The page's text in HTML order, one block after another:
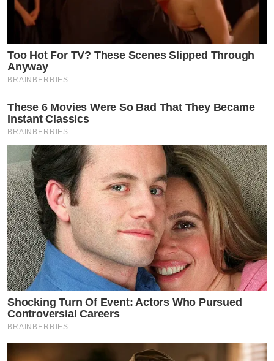
Too Hot For TV? These Scenes Slipped Through
Anyway
BRAINBERRIES
These 6 Movies Were So Bad That They Became
Instant Classics
BRAINBERRIES
Shocking Turn Of Event: Actors Who Pursued
Controversial Careers
BRAINBERRIES